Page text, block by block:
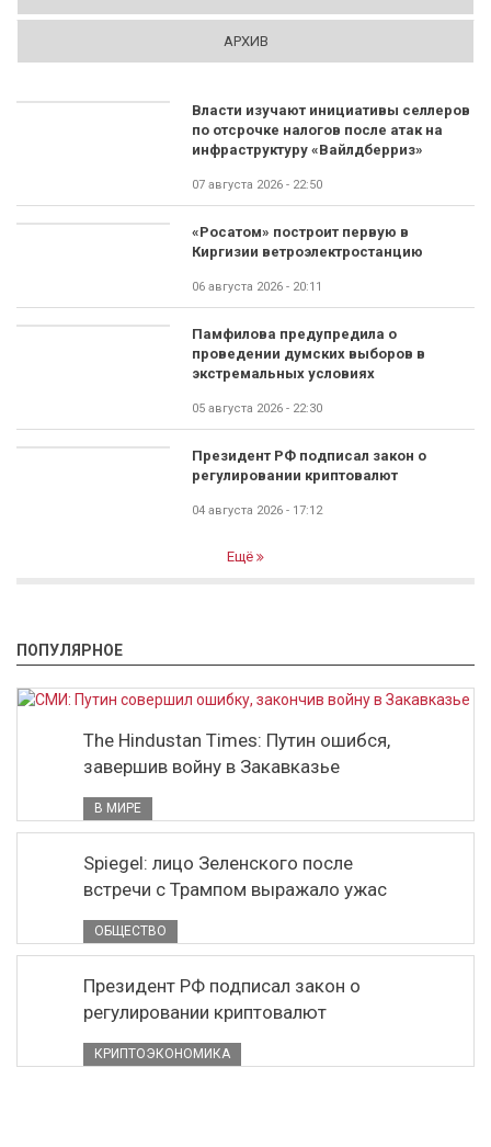
АРХИВ
Власти изучают инициативы селлеров
по отсрочке налогов после атак на
инфраструктуру «Вайлдберриз»
07 августа 2026 - 22:50
«Росатом» построит первую в
Киргизии ветроэлектростанцию
06 августа 2026 - 20:11
Памфилова предупредила о
проведении думских выборов в
экстремальных условиях
05 августа 2026 - 22:30
Президент РФ подписал закон о
регулировании криптовалют
04 августа 2026 - 17:12
Ещё
ПОПУЛЯРНОЕ
The Hindustan Times: Путин ошибся,
завершив войну в Закавказье
В МИРЕ
Spiegel: лицо Зеленского после
встречи с Трампом выражало ужас
ОБЩЕСТВО
Президент РФ подписал закон о
регулировании криптовалют
КРИПТОЭКОНОМИКА